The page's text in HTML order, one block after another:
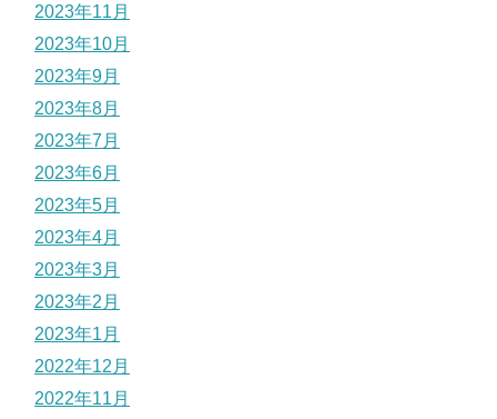
2023年11月
2023年10月
2023年9月
2023年8月
2023年7月
2023年6月
2023年5月
2023年4月
2023年3月
2023年2月
2023年1月
2022年12月
2022年11月